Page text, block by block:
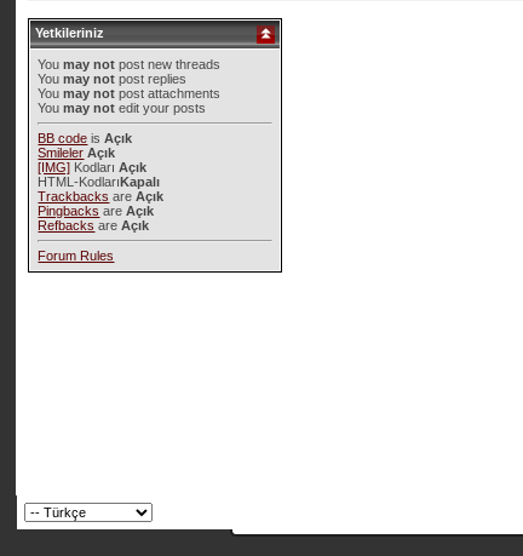
Yetkileriniz
Youmay not post new threads
Youmay not post replies
Youmay not post attachments
Youmay not edit your posts
BB code isAçık
Smileler Açık
[IMG] KodlarıAçık
HTML-KodlarıKapalı
Trackbacks areAçık
Pingbacks areAçık
Refbacks areAçık
Forum Rules